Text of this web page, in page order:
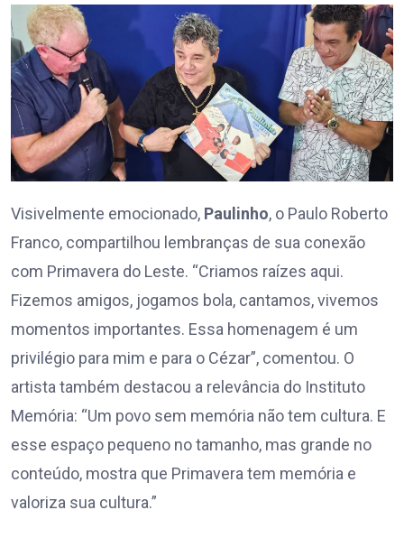
Visivelmente emocionado, Paulinho, o Paulo Roberto
Franco, compartilhou lembranças de sua conexão
com Primavera do Leste. “Criamos raízes aqui.
Fizemos amigos, jogamos bola, cantamos, vivemos
momentos importantes. Essa homenagem é um
privilégio para mim e para o Cézar”, comentou. O
artista também destacou a relevância do Instituto
Memória: “Um povo sem memória não tem cultura. E
esse espaço pequeno no tamanho, mas grande no
conteúdo, mostra que Primavera tem memória e
valoriza sua cultura.”